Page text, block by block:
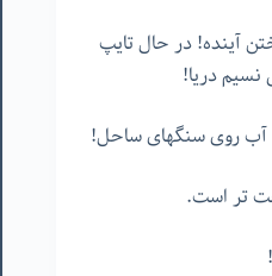
آینده! در حال تایپ
نسیم دریا!
آب روی سنگهای ساحل!
تر است.